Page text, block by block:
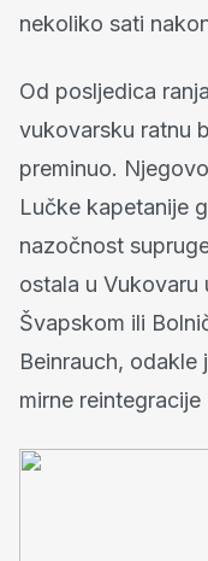
nekoliko sati
Od posljedica
vukovarsku ratnu
preminuo.
Lučke kapetanije
nazočnost
ostala u Vukovaru
Švapskom ili
Beinrauch, odakle
mirne